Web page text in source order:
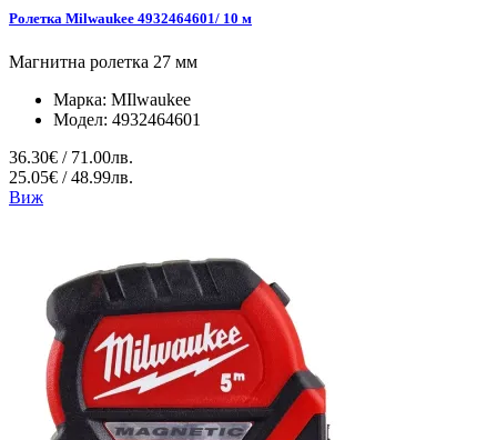
Ролетка Milwaukee 4932464601/ 10 м
Магнитна ролетка 27 мм
Марка: MIlwaukee
Модел: 4932464601
36.30€ / 71.00лв.
25.05€ / 48.99лв.
Виж